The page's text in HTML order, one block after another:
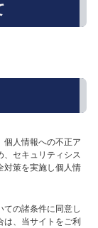
個人情報への不正ア
、セキュリティシス
対策を実施し個人情
ての諸条件に同意し
は、当サイトをご利